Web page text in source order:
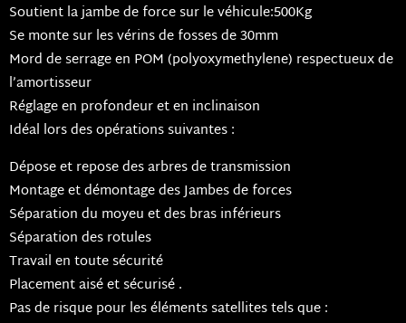
Soutient la jambe de force sur le véhicule:500Kg
Se monte sur les vérins de fosses de 30mm
Mord de serrage en POM (polyoxymethylene) respectueux de
l’amortisseur
Réglage en profondeur et en inclinaison
Idéal lors des opérations suivantes :
Dépose et repose des arbres de transmission
Montage et démontage des Jambes de forces
Séparation du moyeu et des bras inférieurs
Séparation des rotules
Travail en toute sécurité
Placement aisé et sécurisé .
Pas de risque pour les éléments satellites tels que :